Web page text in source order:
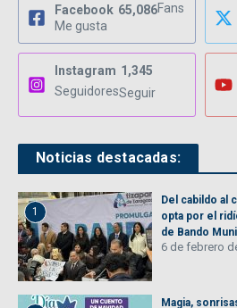
Facebook 65,086Fans
Me gusta
Instagram 1,345
SeguidoresSeguir
Noticias destacadas:
1
Del cabildo al
opta por el
de Bando
6 de febrero
Magia,